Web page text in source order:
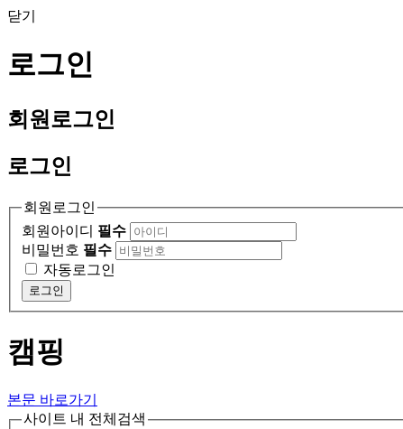
닫기
로그인
회원 로그인
로그인
회원로그인
회원아이디 필수
비밀번호 필수
자동로그인
로그인
캠핑
본문 바로가기
사이트 내 전체검색